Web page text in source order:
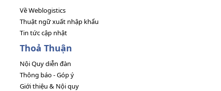
Về Weblogistics
Thuật ngữ xuất nhập khẩu
Tin tức cập nhật
Thoả Thuận
Nội Quy diễn đàn
Thông báo - Góp ý
Giới thiệu & Nội quy